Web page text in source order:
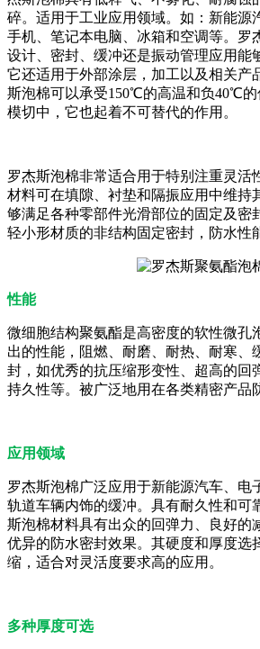
碎。适用于工业应用领域。如：新能源
手机、笔记本电脑、冰箱和空调等。罗
设计、密封、缓冲还是振动管理应用能
它还适用于外部涂层，加工以及相关产
斯泡棉可以承受150℃的高温和负40℃的
模切中，它也起着不可替代的作用。
罗杰斯泡棉非常适合用于特别注重灵活
材料可在填隙、衬垫和隔振应用中维持
够满足各种零部件光滑部位的固定及密
轻小形材质的非结构固定密封，防水性
性能
微细胞结构聚氨酯是高密度的软性微孔
出的性能，阻燃、耐磨、耐热、耐寒、
封，如优秀的抗压缩形变性、超高的回
持久性等。被广泛地用在各类精密产品
应用领域
罗杰斯泡棉广泛应用于新能源汽车、电
轨道车辆内饰的缓冲。具有耐久性和可
斯泡棉材料具有出众的回弹力、良好的
优异的防水密封效果。其硬度和厚度选
缩，适合对灵活度要求高的应用。
多种厚度可选